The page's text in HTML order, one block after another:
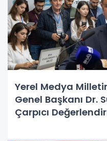
Yerel Medya Milletin
Genel Başkanı Dr.
Çarpıcı